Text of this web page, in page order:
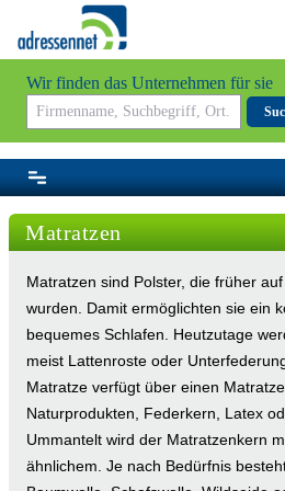
Wir finden das Unternehmen für sie
Matratzen
Matratzen sind Polster, die früher
wurden. Damit ermöglichten sie ein
bequemes Schlafen. Heutzutage
meist Lattenroste oder
Matratze verfügt über einen
Naturprodukten, Federkern, Latex
Ummantelt wird der Matratzenkern
ähnlichem. Je nach Bedürfnis